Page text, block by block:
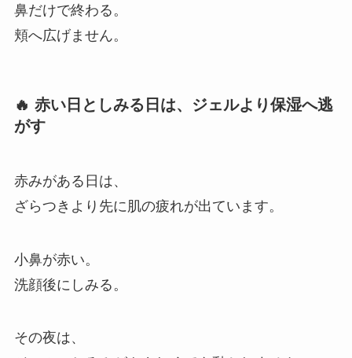
鼻だけで終わる。
頬へ広げません。
🔥 赤い日としみる日は、ジェルより保湿へ逃
がす
赤みがある日は、
ざらつきより先に肌の疲れが出ています。
小鼻が赤い。
洗顔後にしみる。
その夜は、